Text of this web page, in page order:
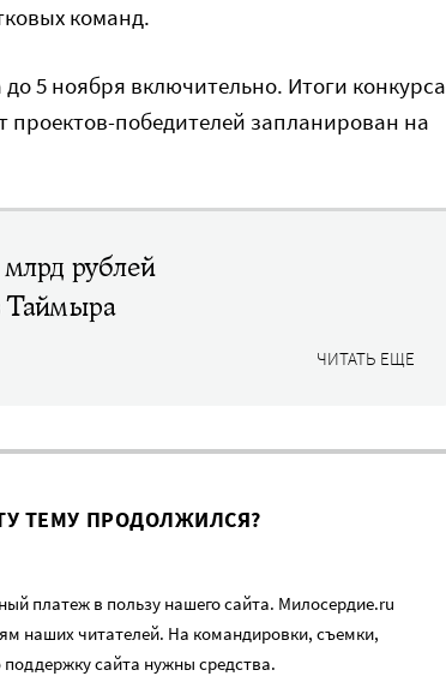
команд.
до 5 ноября включительно. Итоги конкурса
проектов-победителей запланирован на
рублей
Таймыра
ЧИТАТЬ ЕЩЕ
ТЕМУ ПРОДОЛЖИЛСЯ?
платеж в пользу нашего сайта. Милосердие.ru
наших читателей. На командировки, съемки,
сайта нужны средства.